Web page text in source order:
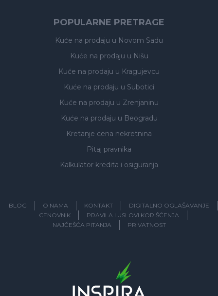
POPULARNE PRETRAGE
Kuće na prodaju u Novom Sadu
Kuće na prodaju u Nišu
Kuće na prodaju u Kragujevcu
Kuće na prodaju u Subotici
Kuće na prodaju u Zrenjaninu
Kuće na prodaju u Beogradu
Kretanje cena nekretnina
Pitaj pravnika
Kalkulator kredita i osiguranja
BLOG O NAMA KONTAKT
DIGITALNO OGLAŠAVANJE
CENOVNIK
PRAVILA I USLOVI KORIŠĆENJA
NAJČEŠĆA PITANJA
PRIVATNOST